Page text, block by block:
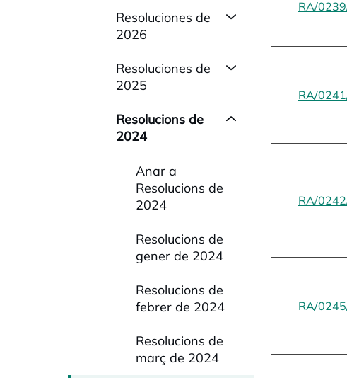
Resoluciones de
2026
Resoluciones de
2025
Resolucions de
2024
Anar a
Resolucions de
2024
Resolucions de
gener de 2024
Resolucions de
febrer de 2024
Resolucions de
març de 2024
RA/
RA/
RA/
RA/